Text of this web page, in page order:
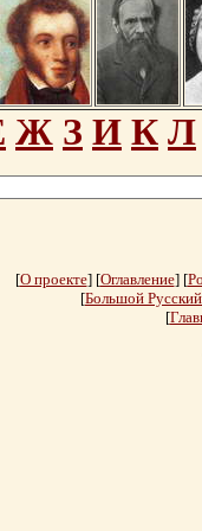
Ж З И К Л
[О проекте] [Оглавление] [
[Большой
[